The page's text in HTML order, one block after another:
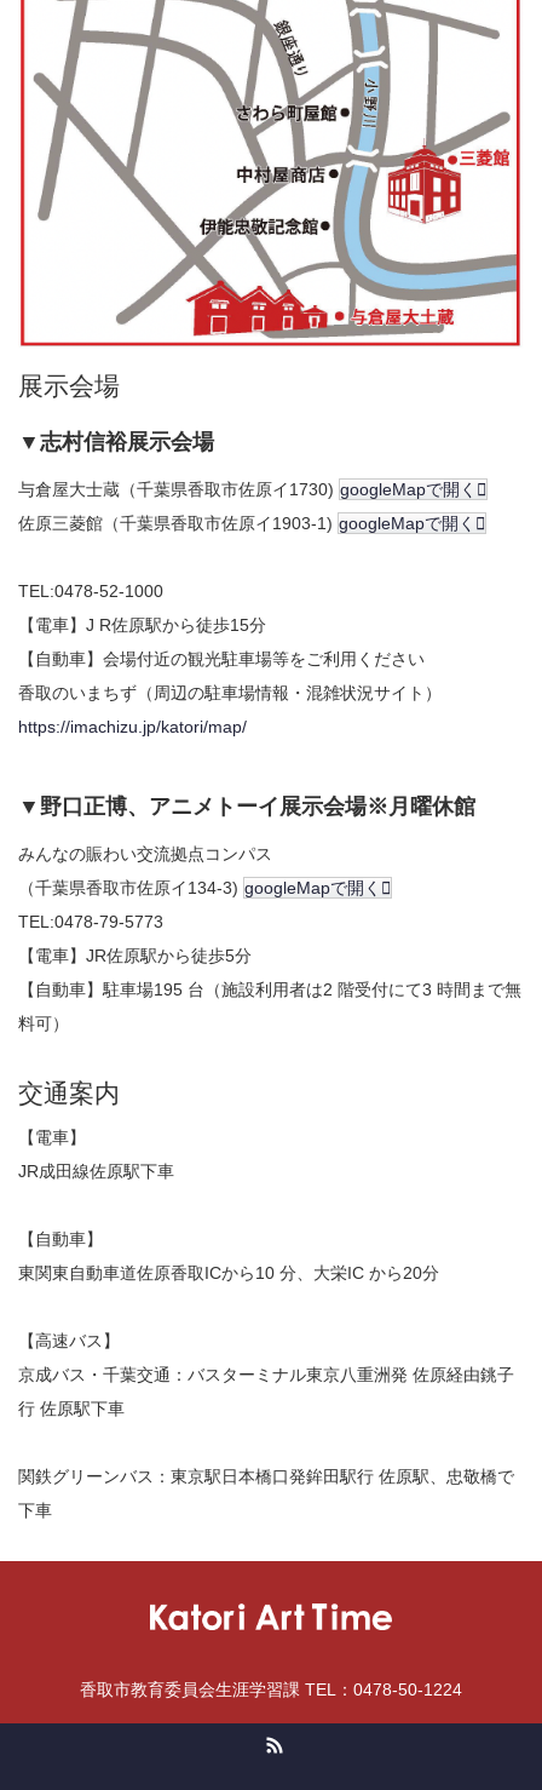
展示会場
▼志村信裕展示会場
与倉屋大士蔵（千葉県香取市佐原イ1730) googleMapで開く
佐原三菱館（千葉県香取市佐原イ1903-1) googleMapで開く
TEL:0478-52-1000
【電車】J R佐原駅から徒歩15分
【自動車】会場付近の観光駐車場等をご利用ください
香取のいまちず（周辺の駐車場情報・混雑状況サイト）
https://imachizu.jp/katori/map/
▼野口正博、アニメトーイ展示会場※月曜休館
みんなの賑わい交流拠点コンパス
（千葉県香取市佐原イ134-3) googleMapで開く
TEL:0478-79-5773
【電車】JR佐原駅から徒歩5分
【自動車】駐車場195 台（施設利用者は2 階受付にて3 時間まで無
料可）
交通案内
【電車】
JR成田線佐原駅下車
【自動車】
東関東自動車道佐原香取ICから10 分、大栄IC から20分
【高速バス】
京成バス・千葉交通：バスターミナル東京八重洲発 佐原経由銚子
行 佐原駅下車
関鉄グリーンバス：東京駅日本橋口発鉾田駅行 佐原駅、忠敬橋で
下車
香取市教育委員会生涯学習課 TEL：0478-50-1224